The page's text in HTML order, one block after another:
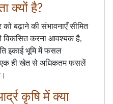
क्यों है?
को बढ़ाने की संभावनाएँ सीमित
विकसित करना आवश्यक है,
इकाई भूमि में फसल
एक ही खेत से अधिकतम फसलें
कृषि में क्या